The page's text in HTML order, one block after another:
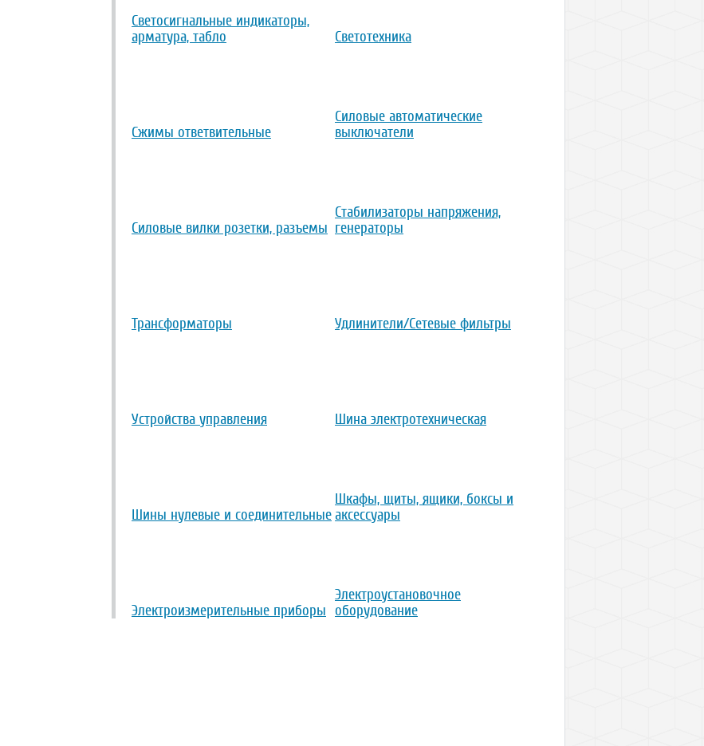
Светосигнальные индикаторы,
арматура, табло
Светотехника
Сжимы ответвительные
Силовые автоматические
выключатели
Силовые вилки розетки, разъемы
Стабилизаторы напряжения,
генераторы
Трансформаторы Удлинители/Сетевые фильтры
Устройства управления Шина электротехническая
Шины нулевые и соединительные
Шкафы, щиты, ящики, боксы и
аксессуары
Электроизмерительные приборы
Электроустановочное
оборудование